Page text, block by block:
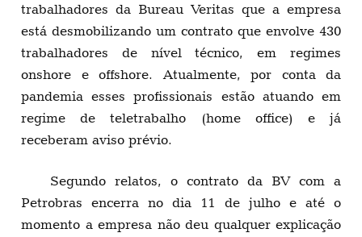
trabalhadores da Bureau Veritas que a empresa
está desmobilizando um contrato que envolve 430
trabalhadores de nível técnico, em regimes
onshore e offshore. Atualmente, por conta da
pandemia esses profissionais estão atuando em
regime de teletrabalho (home office) e já
receberam aviso prévio.
Segundo relatos, o contrato da BV com a
Petrobras encerra no dia 11 de julho e até o
momento a empresa não deu qualquer explicação